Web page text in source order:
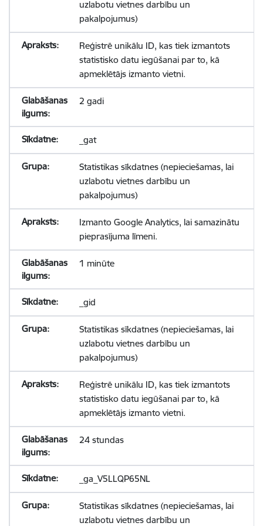
uzlabotu vietnes darbību un
pakalpojumus)
Reģistrē unikālu ID, kas tiek izmantots
statistisko datu iegūšanai par to, kā
apmeklētājs izmanto vietni.
2 gadi
_gat
Statistikas sīkdatnes (nepieciešamas, lai
uzlabotu vietnes darbību un
pakalpojumus)
Izmanto Google Analytics, lai samazinātu
pieprasījuma līmeni.
1 minūte
_gid
Statistikas sīkdatnes (nepieciešamas, lai
uzlabotu vietnes darbību un
pakalpojumus)
Reģistrē unikālu ID, kas tiek izmantots
statistisko datu iegūšanai par to, kā
apmeklētājs izmanto vietni.
24 stundas
_ga_V5LLQP65NL
Statistikas sīkdatnes (nepieciešamas, lai
uzlabotu vietnes darbību un